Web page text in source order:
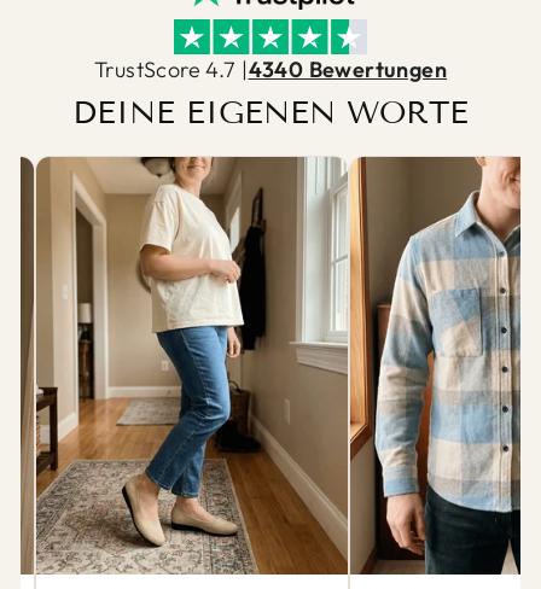
TrustScore 4.7 |4340 Bewertungen
DEINE EIGENEN WORTE